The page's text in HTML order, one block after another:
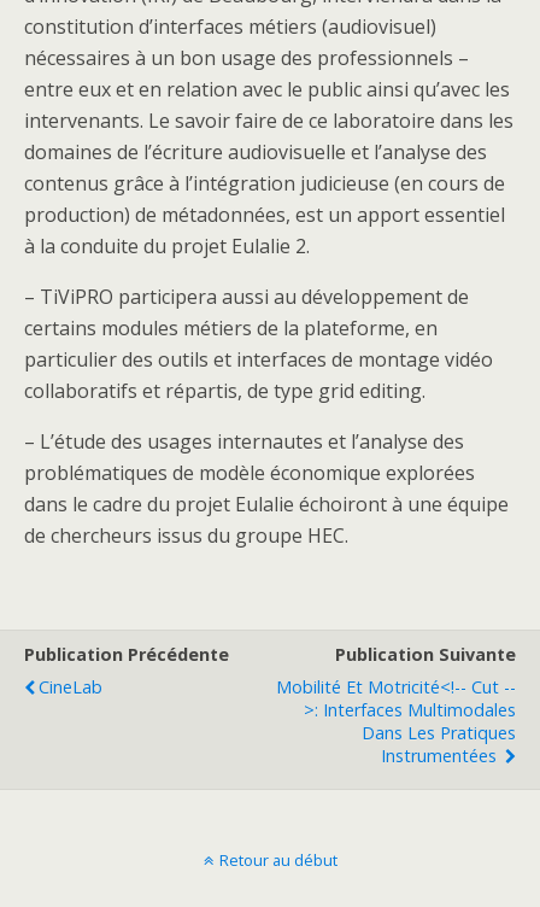
constitution d’interfaces métiers (audiovisuel)
nécessaires à un bon usage des professionnels –
entre eux et en relation avec le public ainsi qu’avec les
intervenants. Le savoir faire de ce laboratoire dans les
domaines de l’écriture audiovisuelle et l’analyse des
contenus grâce à l’intégration judicieuse (en cours de
production) de métadonnées, est un apport essentiel
à la conduite du projet Eulalie 2.
– TiViPRO participera aussi au développement de
certains modules métiers de la plateforme, en
particulier des outils et interfaces de montage vidéo
collaboratifs et répartis, de type grid editing.
– L’étude des usages internautes et l’analyse des
problématiques de modèle économique explorées
dans le cadre du projet Eulalie échoiront à une équipe
de chercheurs issus du groupe HEC.
Publication Précédente
CineLab
Publication Suivante
Mobilité Et Motricité<!-- Cut --
>: Interfaces Multimodales
Dans Les Pratiques
Instrumentées
Retour au début